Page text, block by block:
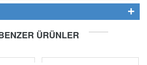
ÜRÜNLER